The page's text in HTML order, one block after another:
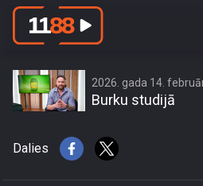
\"Ļaujam bērnam
labāk komunicēt
2026. gada 14.
Burku studijā
Dalies